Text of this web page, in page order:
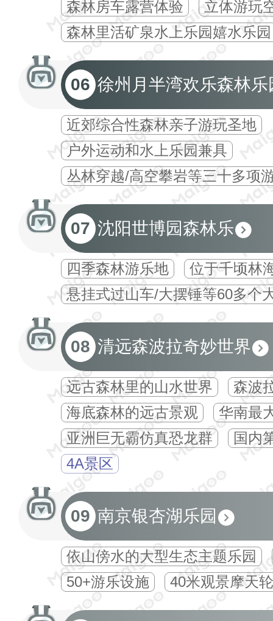
森林房车露营体验
立体游玩
森林里活矿泉水上乐园嬉水乐园
06 徐州月半湾欢乐森林乐
近郊综合性森林亲子游玩圣地
户外运动和水上乐园兼具
丛林穿越/高空攀岩等三十多项
07 沈阳世博园森林乐
四季森林游乐地
位于千顷林
悬挂式过山车/大摆锤等60多个
08 清远森波拉奇妙世界
远古森林里的山水世界
森波
海底森林的远古景观
华南最
亚洲巨无霸仿真恐龙群
国内
4A景区
09 南京银杏湖乐园
依山傍水的大型生态主题乐园
50+游乐设施
40米观景摩天轮